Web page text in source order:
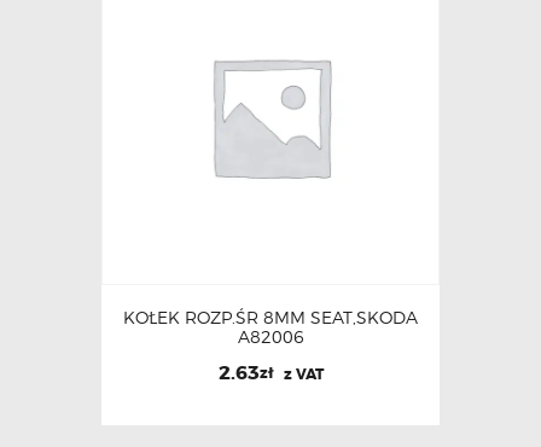
KOŁEK ROZP.ŚR 8MM SEAT,SKODA
A82006
2.63zł z VAT